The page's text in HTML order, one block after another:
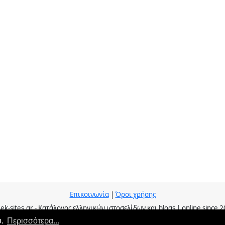
Περισσότερα...
Επικοινωνία| Όροι χρήσης
sites.gr - Κατάλογος ελληνικών ιστοσελίδων και blogs | online since